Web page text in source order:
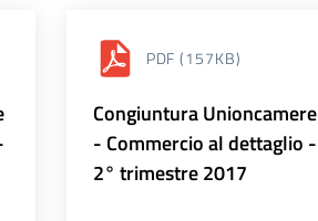
PDF (157KB)
Congiuntura Unioncamere
- Commercio al dettaglio -
2° trimestre 2017